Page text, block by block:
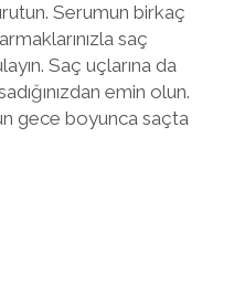
Serumun birkaç
saç
Saç uçlarına da
emin olun.
gece boyunca saçta